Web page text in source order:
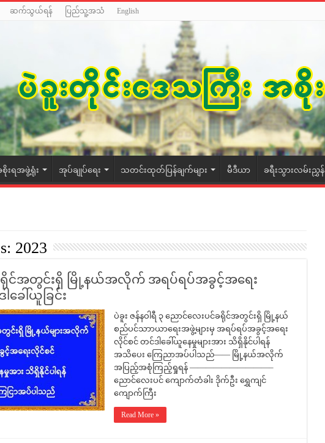
ဆက်သွယ်ရန် ပြည်သူ့အသံ English
းရအဖွဲ့ရုံး အုပ်ချုပ်ရေး သတင်းထုတ်ပြန်ချက်များ မီဒီယာ ခရီးသွားလမ်းညွှန်
2023
ရိုင်အတွင်းရှိ မြို့နယ်အလိုက် အရပ်ရပ်အခွင့်အရေး
ခေါ်ယူခြင်း
ပဲခူး ဇန်နဝါရီ ၃ ညောင်လေးပင်ခရိုင်အတွင်းရှိ မြို့နယ်
စည်ပင်သာာယာရေးအဖွဲ့များမှ အရပ်ရပ်အခွင့်အရေး
လိုင်စင် တင်ဒါခေါ်ယူနေမှုများအား သိရှိနိုင်ပါရန်
အသိပေး ကြေညာအပ်ပါသည်—— မြို့နယ်အလိုက်
အပြည့်အစုံကြည့်ရှုရန် ——————————–
ညောင်လေးပင် ကျောက်တံခါး ဒိုက်ဦး ရွှေကျင်
ကျောက်ကြီး
Read More »